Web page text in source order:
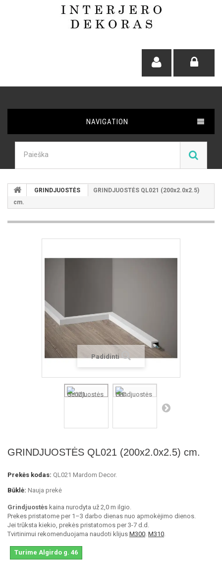
NAVIGATION
GRINDJUOSTĖS
GRINDJUOSTĖS QL021 (200x2.0x2.5)
cm.
Padidinti
GRINDJUOSTĖS QL021 (200x2.0x2.5) cm.
Prekės kodas: QL021 Mardom Decor.
Būklė: Nauja prekė
Grindjuostės kaina nurodyta už 2,0 m ilgio.
Prekes pristatome per 1–3 darbo dienas nuo apmokėjimo dienos.
Jei trūksta kiekio, prekės pristatomos per 3-7 d.d.
Tvirtinimui rekomenduojama naudoti klijus M300. M310.
Turime Algirdo g. 46